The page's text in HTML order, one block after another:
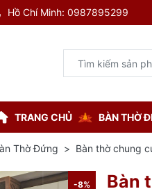
TRANG CHỦ BÀN THỜ
Hồ Chí Minh: 0987895299
Thờ Đứng Bàn thờ chung
-8%
Bàn